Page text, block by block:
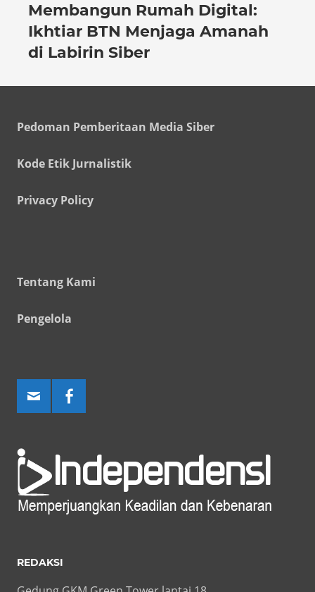
Membangun Rumah Digital:
Ikhtiar BTN Menjaga Amanah
di Labirin Siber
Pedoman Pemberitaan Media Siber
Kode Etik Jurnalistik
Privacy Policy
Tentang Kami
Pengelola
REDAKSI